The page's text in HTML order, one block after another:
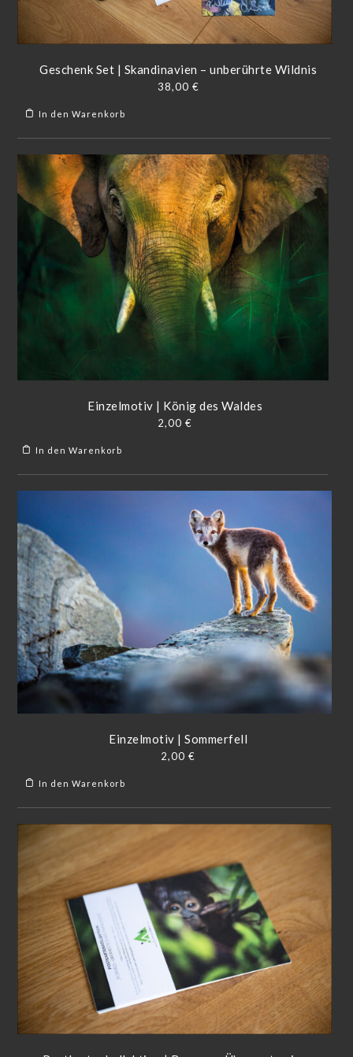
Geschenk Set | Skandinavien – unberührte Wildnis
38,00 €
In den Warenkorb
Einzelmotiv | König des Waldes
2,00€
In den Warenkorb
Einzelmotiv | Sommerfell
2,00 €
In den Warenkorb